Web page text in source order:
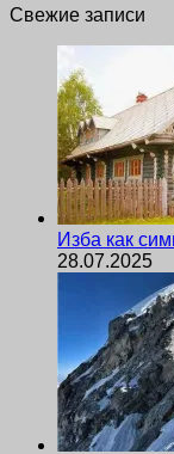
Свежие записи
Изба как
28.07.2025